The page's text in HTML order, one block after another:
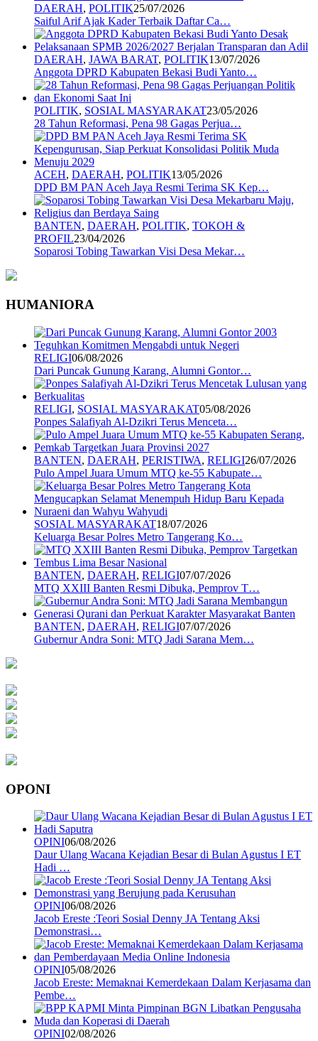
DAERAH, POLITIK25/07/2026
Saiful Arif Ajak Kader Terbaik Daftar Ca…
DAERAH, JAWA BARAT, POLITIK13/07/2026
Anggota DPRD Kabupaten Bekasi Budi Yanto…
POLITIK, SOSIAL MASYARAKAT23/05/2026
28 Tahun Reformasi, Pena 98 Gagas Perjua…
ACEH, DAERAH, POLITIK13/05/2026
DPD BM PAN Aceh Jaya Resmi Terima SK Kep…
BANTEN, DAERAH, POLITIK, TOKOH &
PROFIL23/04/2026
Soparosi Tobing Tawarkan Visi Desa Mekar…
HUMANIORA
RELIGI06/08/2026
Dari Puncak Gunung Karang, Alumni Gontor…
RELIGI, SOSIAL MASYARAKAT05/08/2026
Ponpes Salafiyah Al-Dzikri Terus Menceta…
BANTEN, DAERAH, PERISTIWA, RELIGI26/07/2026
Pulo Ampel Juara Umum MTQ ke-55 Kabupate…
SOSIAL MASYARAKAT18/07/2026
Keluarga Besar Polres Metro Tangerang Ko…
BANTEN, DAERAH, RELIGI07/07/2026
MTQ XXIII Banten Resmi Dibuka, Pemprov T…
BANTEN, DAERAH, RELIGI07/07/2026
Gubernur Andra Soni: MTQ Jadi Sarana Mem…
OPONI
OPINI06/08/2026
Daur Ulang Wacana Kejadian Besar di Bulan Agustus I ET
Hadi …
OPINI06/08/2026
Jacob Ereste :Teori Sosial Denny JA Tentang Aksi
Demonstrasi…
OPINI05/08/2026
Jacob Ereste: Memaknai Kemerdekaan Dalam Kerjasama dan
Pembe…
OPINI02/08/2026